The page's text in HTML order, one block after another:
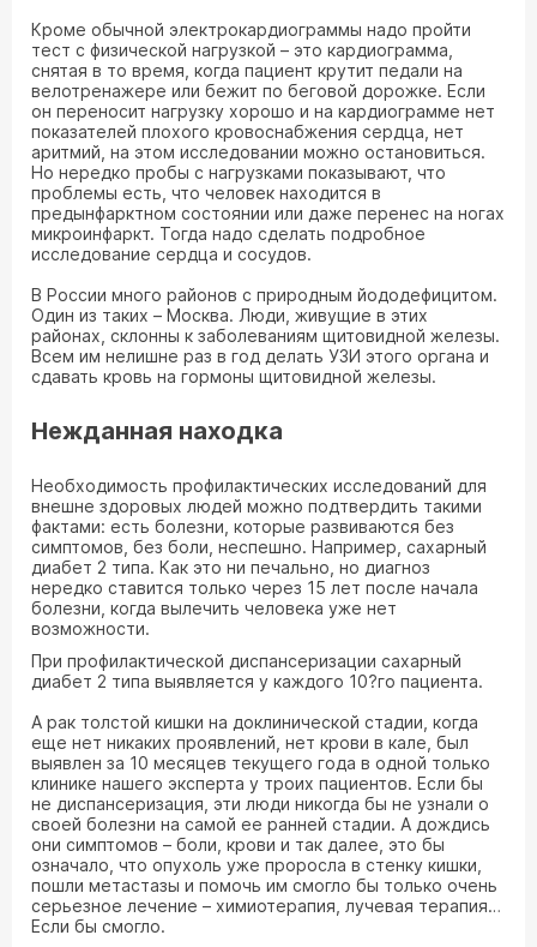
Кроме обычной электрокардиограммы надо пройти
тест с физической нагрузкой – это кардиограмма,
снятая в то время, когда пациент крутит педали на
велотренажере или бежит по беговой дорожке. Если
он переносит нагрузку хорошо и на кардиограмме нет
показателей плохого кровоснабжения сердца, нет
аритмий, на этом исследовании можно остановиться.
Но нередко пробы с нагрузками показывают, что
проблемы есть, что человек находится в
предынфарктном состоянии или даже перенес на ногах
микроинфаркт. Тогда надо сделать подробное
исследование сердца и сосудов.
В России много районов с природным йододефицитом.
Один из таких – Москва. Люди, живущие в этих
районах, склонны к заболеваниям щитовидной железы.
Всем им нелишне раз в год делать УЗИ этого органа и
сдавать кровь на гормоны щитовидной железы.
Нежданная находка
Необходимость профилактических исследований для
внешне здоровых людей можно подтвердить такими
фактами: есть болезни, которые развиваются без
симптомов, без боли, неспешно. Например, сахарный
диабет 2 типа. Как это ни печально, но диагноз
нередко ставится только через 15 лет после начала
болезни, когда вылечить человека уже нет
возможности.
При профилактической диспансеризации сахарный
диабет 2 типа выявляется у каждого 10?го пациента.
А рак толстой кишки на доклинической стадии, когда
еще нет никаких проявлений, нет крови в кале, был
выявлен за 10 месяцев текущего года в одной только
клинике нашего эксперта у троих пациентов. Если бы
не диспансеризация, эти люди никогда бы не узнали о
своей болезни на самой ее ранней стадии. А дождись
они симптомов – боли, крови и так далее, это бы
означало, что опухоль уже проросла в стенку кишки,
пошли метастазы и помочь им смогло бы только очень
серьезное лечение – химиотерапия, лучевая терапия…
Если бы смогло.